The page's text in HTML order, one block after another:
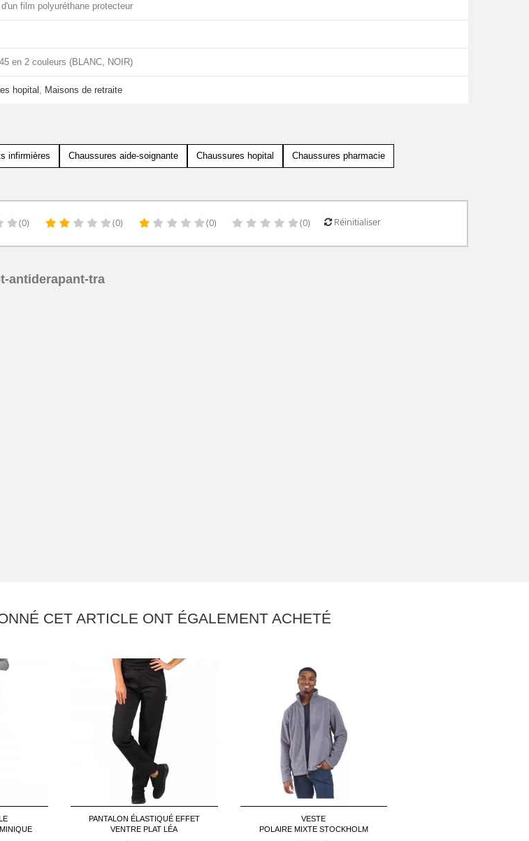
film polyuréthane protecteur
en 2 couleurs (BLANC, NOIR)
hopital, Maisons de retraite
infirmières Chaussures aide-soignante Chaussures hopital Chaussures pharmacie
(0) (0) (0) (0) Réinitialiser
antiderapant-tra
CET ARTICLE ONT ÉGALEMENT ACHETÉ
PANTALON ÉLASTIQUÉ EFFET
VENTRE PLAT LÉA
VESTE
POLAIRE MIXTE STOCKHOLM